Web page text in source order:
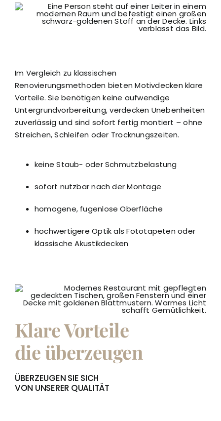
Im Vergleich zu klassischen
Renovierungsmethoden bieten Motivdecken klare
Vorteile. Sie benötigen keine aufwendige
Untergrundvorbereitung, verdecken Unebenheiten
zuverlässig und sind sofort fertig montiert – ohne
Streichen, Schleifen oder Trocknungszeiten.
keine Staub- oder Schmutzbelastung
sofort nutzbar nach der Montage
homogene, fugenlose Oberfläche
hochwertigere Optik als Fototapeten oder
klassische Akustikdecken
Klare Vorteile
die überzeugen
ÜBERZEUGEN SIE SICH
VON UNSERER QUALITÄT